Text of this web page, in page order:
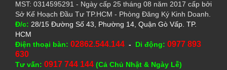
MST: 0314595291 - Ngày cấp 25 tháng 08 năm 2017 cấp bởi
Sở Kế Hoạch Đầu Tư TP.HCM - Phòng Đăng Ký Kinh Doanh.
Đ/c: 28/15 Đường Số 43, Phường 14, Quận Gò Vấp. TP.
HCM
Điện thoại bàn: 02862.544.144 - Di động: 0977 893
630
Tư vấn: 0917 744 144 (Cả Chủ Nhật & Ngày Lễ)